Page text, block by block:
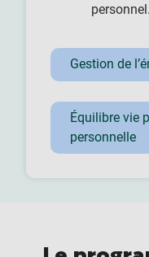
personnel.
Gestion de
Équilibre vie
personnelle